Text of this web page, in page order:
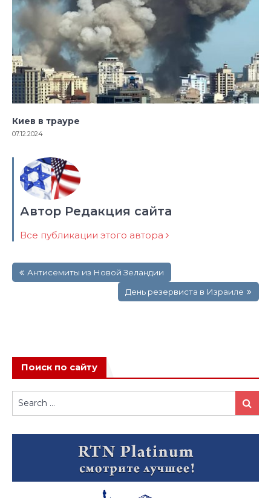
Киев в трауре
07.12.2024
Автор Редакция сайта
Все публикации этого автора
поАнтисемиты из Новой Зеландии
День резервиста в Израиле
Поиск по сайту
Search
for:
Search